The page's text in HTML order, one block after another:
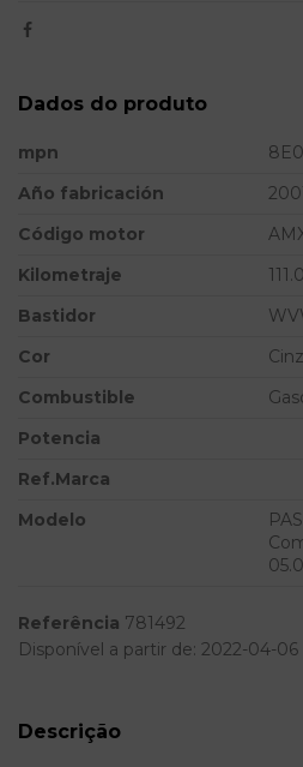
Dados do produto
mpn
Año fabricación
Código motor
Kilometraje
Bastidor
Cor
Combustible
Potencia
Ref.Marca
Modelo
Referência 781492
Disponível a partir de: 2022-04-06
Descrição